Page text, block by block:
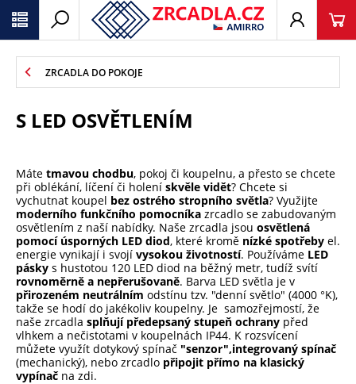
ZRCADLA DO POKOJE
S LED OSVĚTLENÍM
Máte tmavou chodbu, pokoj či koupelnu, a přesto se chcete
při oblékání, líčení či holení skvěle vidět? Chcete si
vychutnat koupel bez ostrého stropního světla? Využijte
moderního funkčního pomocníka zrcadlo se zabudovaným
osvětlením z naší nabídky. Naše zrcadla jsou osvětlená
pomocí úsporných LED diod, které kromě nízké spotřeby el.
energie vynikají i svojí vysokou životností. Používáme LED
pásky s hustotou 120 LED diod na běžný metr, tudíž svítí
rovnoměrně a nepřerušovaně. Barva LED světla je v
přirozeném neutrálním odstínu tzv. "denní světlo" (4000 °K),
takže se hodí do jakékoliv koupelny. Je samozřejmostí, že
naše zrcadla splňují předepsaný stupeň ochrany před
vlhkem a nečistotami v koupelnách IP44. K rozsvícení
můžete využít dotykový spínač "senzor",integrovaný spínač
(mechanický), nebo zrcadlo připojit přímo na klasický
vypínač na zdi.